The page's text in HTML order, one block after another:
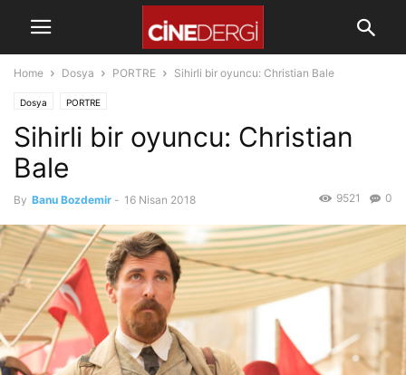
Home Dosya PORTRE Sihirli bir oyuncu: Christian Bale
Dosya PORTRE
Sihirli bir oyuncu: Christian
Bale
By Banu Bozdemir - 16 Nisan 2018 0
9521